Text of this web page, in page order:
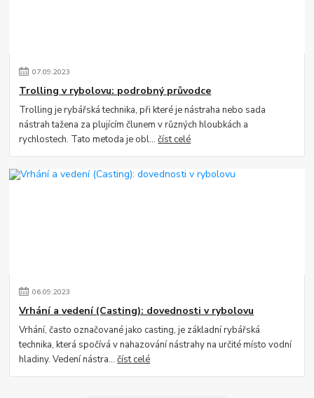
07.09.2023
Trolling v rybolovu: podrobný průvodce
Trolling je rybářská technika, při které je nástraha nebo sada
nástrah tažena za plujícím člunem v různých hloubkách a
rychlostech. Tato metoda je obl...číst celé
06.09.2023
Vrhání a vedení (Casting): dovednosti v rybolovu
Vrhání, často označované jako casting, je základní rybářská
technika, která spočívá v nahazování nástrahy na určité místo vodní
hladiny. Vedení nástra...číst celé